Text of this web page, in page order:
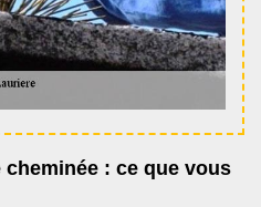
cheminée : ce que vous